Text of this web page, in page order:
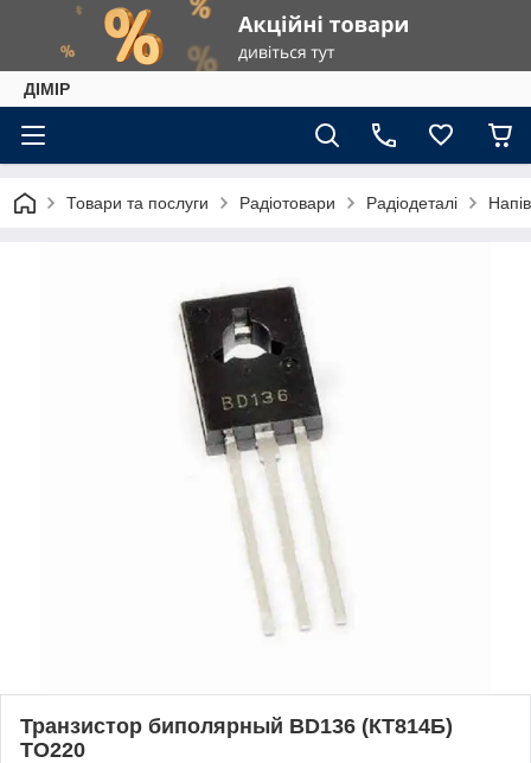
ДІМІР
Товари та послуги Радіотовари Радіодеталі
Транзистор биполярный BD136 (КТ814Б)
TO220